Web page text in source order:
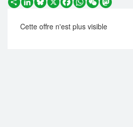
PartagerLinkedIn
Bluesky
X Facebook
WhatsApp
WeChatMastodon
Cette offre n'est plus visible